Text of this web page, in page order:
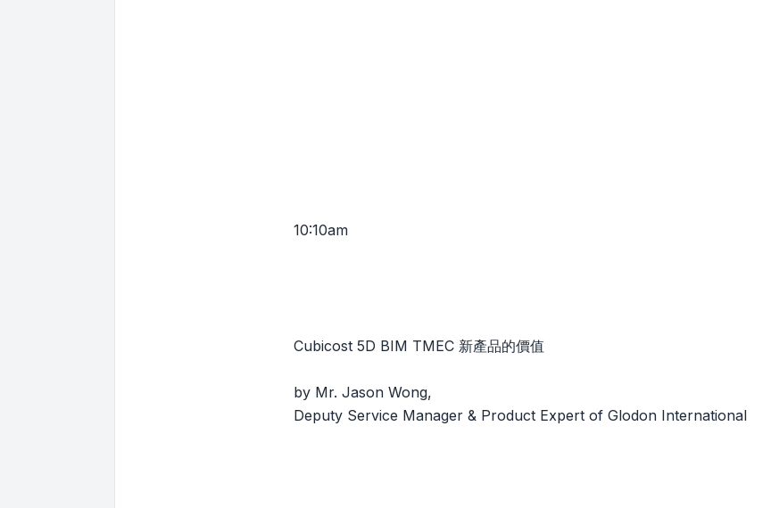
10:10am
Cubicost 5D BIM TMEC 新產品的價值
by Mr. Jason Wong,
Deputy Service Manager & Product Expert of Glodon International